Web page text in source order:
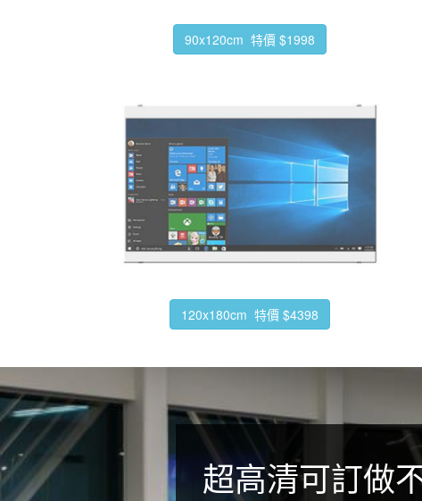
90x120cm 特價 $1998
120x180cm 特價 $4398
超高清可訂做